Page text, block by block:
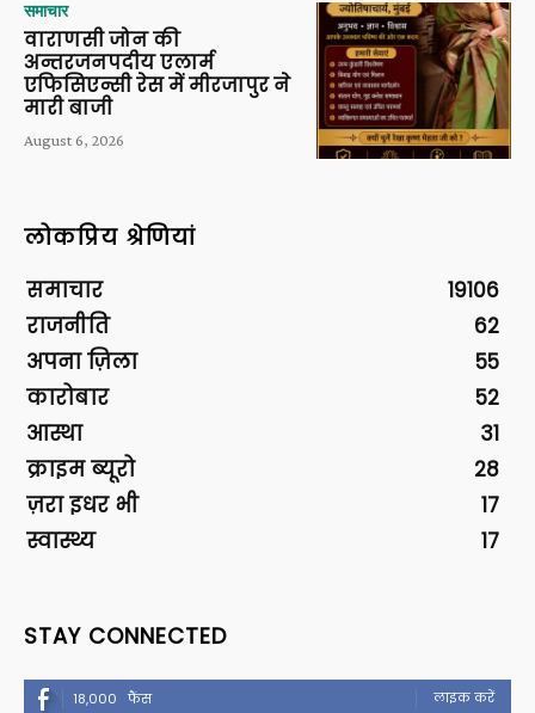
समाचार
वाराणसी जोन की
अन्तरजनपदीय एलार्म
एफिसिएन्सी रेस में मीरजापुर ने
मारी बाजी
August 6, 2026
लोकप्रिय श्रेणियां
समाचार
19106
राजनीति
62
अपना ज़िला
55
कारोबार
52
आस्था
31
क्राइम ब्यूरो
28
ज़रा इधर भी
17
स्वास्थ्य
17
STAY CONNECTED
18,000 फैंस लाइक करें